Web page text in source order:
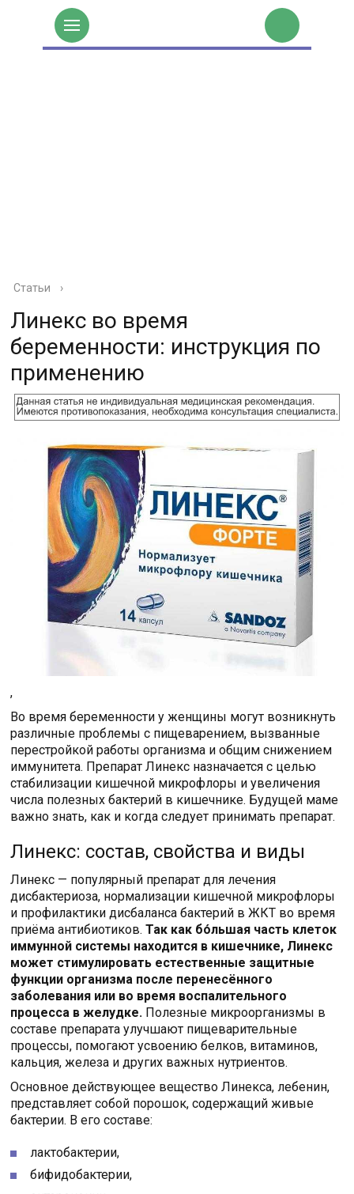
Статьи ›
Линекс во время
беременности: инструкция по
применению
,
Во время беременности у женщины могут возникнуть
различные проблемы с пищеварением, вызванные
перестройкой работы организма и общим снижением
иммунитета. Препарат Линекс назначается с целью
стабилизации кишечной микрофлоры и увеличения
числа полезных бактерий в кишечнике. Будущей маме
важно знать, как и когда следует принимать препарат.
Линекс: состав, свойства и виды
Линекс — популярный препарат для лечения
дисбактериоза, нормализации кишечной микрофлоры
и профилактики дисбаланса бактерий в ЖКТ во время
приёма антибиотиков.Так как бо́льшая часть клеток
иммунной системы находится в кишечнике, Линекс
может стимулировать естественные защитные
функции организма после перенесённого
заболевания или во время воспалительного
процесса в желудке. Полезные микроорганизмы в
составе препарата улучшают пищеварительные
процессы, помогают усвоению белков, витаминов,
кальция, железа и других важных нутриентов.
Основное действующее вещество Линекса, лебенин,
представляет собой порошок, содержащий живые
бактерии. В его составе:
лактобактерии,
бифидобактерии,